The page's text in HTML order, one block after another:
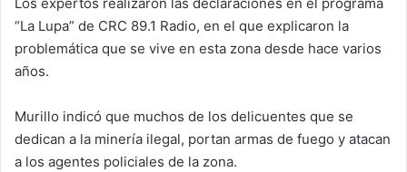
Los expertos realizaron las declaraciones en el programa
“La Lupa” de CRC 89.1 Radio, en el que explicaron la
problemática que se vive en esta zona desde hace varios
años.
Murillo indicó que muchos de los delicuentes que se
dedican a la minería ilegal, portan armas de fuego y atacan
a los agentes policiales de la zona.